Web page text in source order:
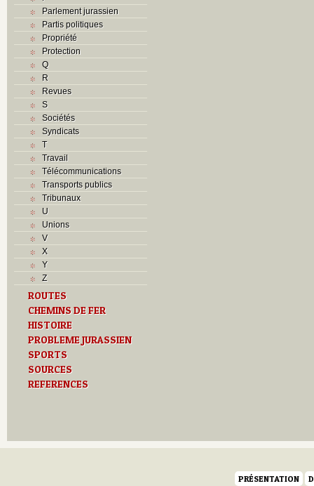
Parlement jurassien
Partis politiques
Propriété
Protection
Q
R
Revues
S
Sociétés
Syndicats
T
Travail
Télécommunications
Transports publics
Tribunaux
U
Unions
V
X
Y
Z
ROUTES
CHEMINS DE FER
HISTOIRE
PROBLEME JURASSIEN
SPORTS
SOURCES
REFERENCES
PRÉSENTATION